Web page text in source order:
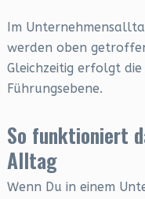
Im
werden oben
Gleichzeitig erfolgt
Führungsebene.
So funktioniert
Alltag
Wenn Du in einem